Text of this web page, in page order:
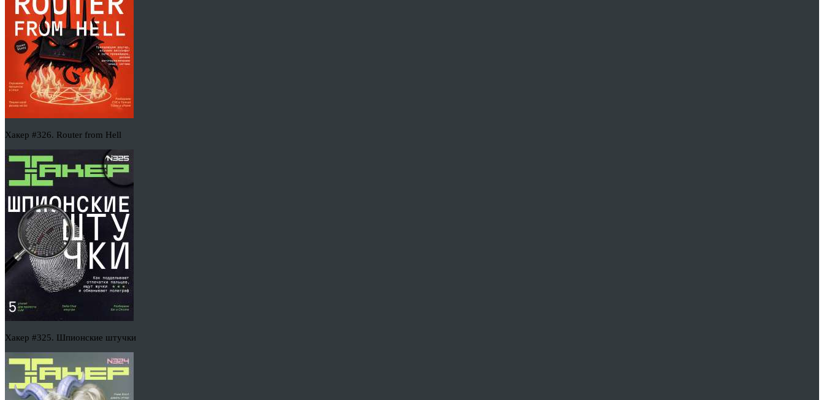
Хакер #326. Router from Hell
Хакер #325. Шпионские штучки